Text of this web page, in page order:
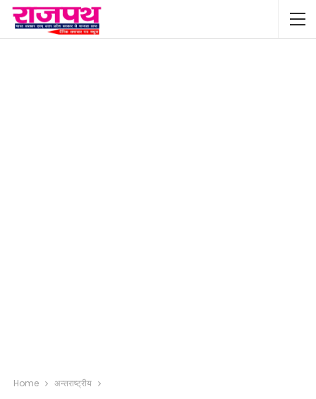
Home अन्तराष्ट्रीय